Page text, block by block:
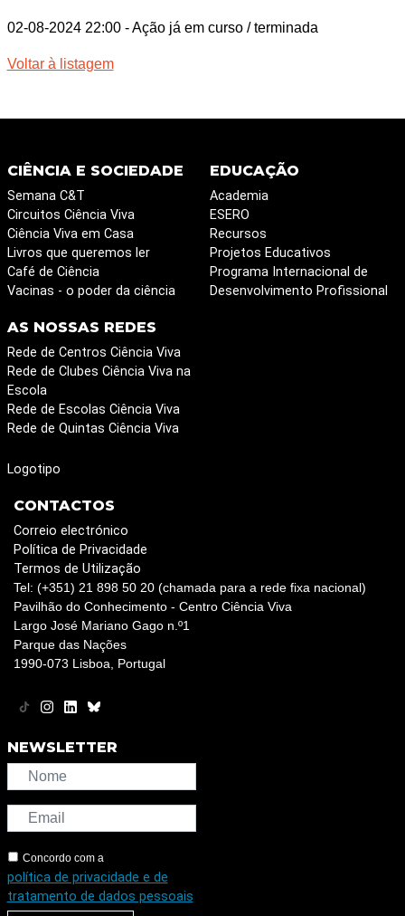
02-08-2024 22:00 - Ação já em curso / terminada
Voltar à listagem
CIÊNCIA E SOCIEDADE
Semana C&T
Circuitos Ciência Viva
Ciência Viva em Casa
Livros que queremos ler
Café de Ciência
Vacinas - o poder da ciência
EDUCAÇÃO
Academia
ESERO
Recursos
Projetos Educativos
Programa Internacional de
Desenvolvimento Profissional
AS NOSSAS REDES
Rede de Centros Ciência Viva
Rede de Clubes Ciência Viva na
Escola
Rede de Escolas Ciência Viva
Rede de Quintas Ciência Viva
Logotipo
CONTACTOS
Correio electrónico
Política de Privacidade
Termos de Utilização
Tel: (+351) 21 898 50 20 (chamada para a rede fixa nacional)
Pavilhão do Conhecimento - Centro Ciência Viva
Largo José Mariano Gago n.º1
Parque das Nações
1990-073 Lisboa, Portugal
NEWSLETTER
Concordo com a
política de privacidade e de
tratamento de dados pessoais